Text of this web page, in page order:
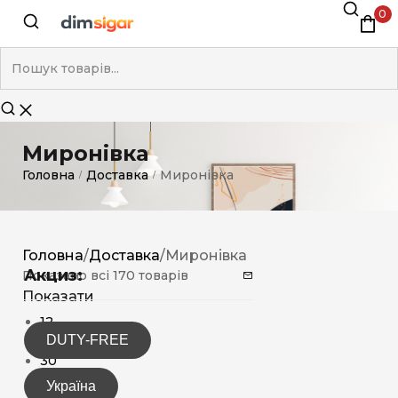
0
Миронівка
Головна / Доставка / Миронівка
Акциз:
DUTY-FREE
Україна
Головна/Доставка/Миронівка
Показано всі 170 товарів
Показати
12
15
30